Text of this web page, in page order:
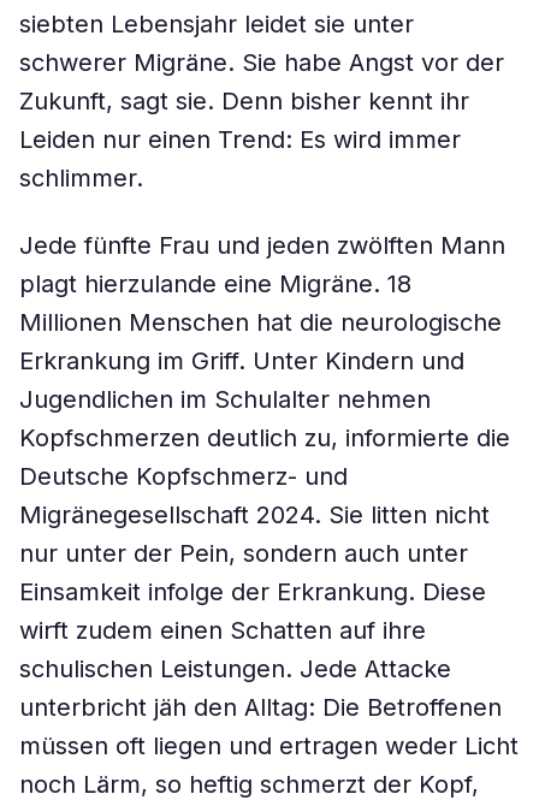
siebten Lebensjahr leidet sie unter
schwerer Migräne. Sie habe Angst vor der
Zukunft, sagt sie. Denn bisher kennt ihr
Leiden nur einen Trend: Es wird immer
schlimmer.
Jede fünfte Frau und jeden zwölften Mann
plagt hierzulande eine Migräne. 18
Millionen Menschen hat die neurologische
Erkrankung im Griff. Unter Kindern und
Jugendlichen im Schulalter nehmen
Kopfschmerzen deutlich zu, informierte die
Deutsche Kopfschmerz- und
Migränegesellschaft 2024. Sie litten nicht
nur unter der Pein, sondern auch unter
Einsamkeit infolge der Erkrankung. Diese
wirft zudem einen Schatten auf ihre
schulischen Leistungen. Jede Attacke
unterbricht jäh den Alltag: Die Betroffenen
müssen oft liegen und ertragen weder Licht
noch Lärm, so heftig schmerzt der Kopf,